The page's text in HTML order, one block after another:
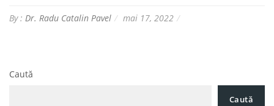
By : Dr. Radu Catalin Pavel mai 17, 2022
Caută
Caută